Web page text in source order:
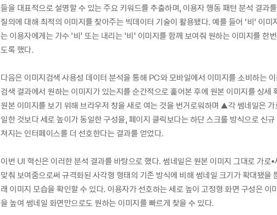
들을 대표적으로 설명할 수 있는 주요 키워드를 추출하며, 이용자 행동 패턴 분석 결과
질의에 대해 최적의 이미지를 찾아주는 빅데이터 기술이 활용됐다. 예를 들어 ‘비’ 이미
는 이용자에게는 가수 ‘비’ 또는 내리는 ‘비’ 이미지를 함께 보여줘 원하는 이미지를 한
도록 했다.
다음은 이미지검색 사용성 데이터 분석을 통해 PC와 모바일에서 이미지를 소비하는
검색 결과에서 원하는 이미지가 있는지를 순간적으로 훑어본 후에 원본 이미지를 상세
원본 이미지를 보기 위해 브라우저 창을 새로 여는 것을 번거로워하며 ▲각 썸네일은
일한 것보다 세로 높이가 동일한 구성을, 페이지 클릭보다는 하단 스크롤 방식으로 신
쳐지는 인터페이스를 더 선호한다는 결과를 얻었다.
이번 UI 혁신은 이러한 분석 결과를 바탕으로 했다. 썸네일은 원본 이미지 그대로 가로
맞춰 보여줌으로써 규격화된 사각형 형태의 기존 방식에 비해 썸네일 크기가 확대됐을
래 이미지 모습을 확인할 수 있다. 이용자가 선호하는 세로 높이 고정형 화면 구성은 이
을 높여 썸네일 화면만으로도 원하는 이미지를 빠르게 찾을 수 있다.